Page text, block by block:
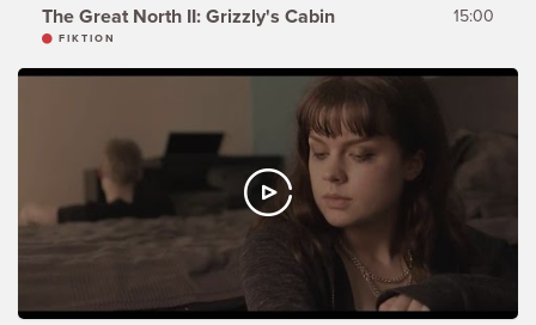
The Great North II: Grizzly's Cabin 15:00
FIKTION